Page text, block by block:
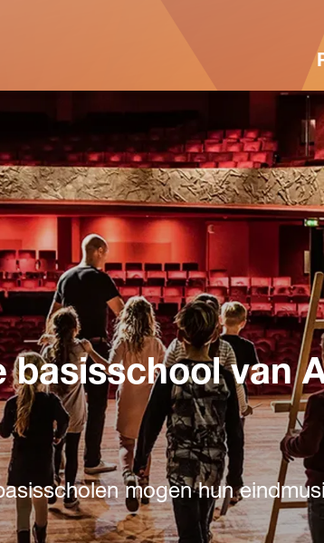
basisschool van
mogen hun